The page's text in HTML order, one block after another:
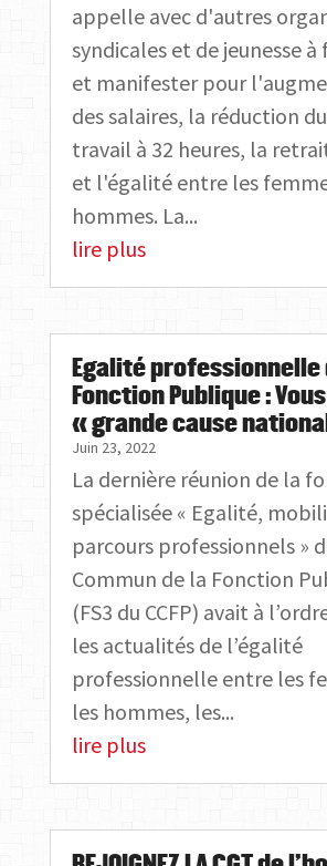
appelle avec d'autres
syndicales et de jeunesse à
et manifester pour
des salaires, la réduction
travail à 32 heures, la
et l'égalité entre les
hommes. La...
lire plus
Egalité professionnelle
Fonction Publique :
« grande cause
Juin 23, 2022
La dernière réunion de la
spécialisée « Egalité,
parcours professionnels »
Commun de la Fonction
(FS3 du CCFP) avait à
les actualités de l’égalité
professionnelle entre les
les hommes, les...
lire plus